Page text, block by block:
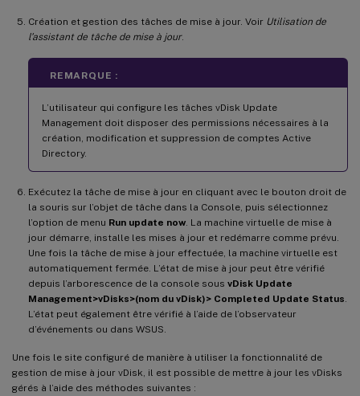
Création et gestion des tâches de mise à jour. Voir Utilisation de
l’assistant de tâche de mise à jour.
REMARQUE :
L’utilisateur qui configure les tâches vDisk Update
Management doit disposer des permissions nécessaires à la
création, modification et suppression de comptes Active
Directory.
Exécutez la tâche de mise à jour en cliquant avec le bouton droit de
la souris sur l’objet de tâche dans la Console, puis sélectionnez
l’option de menu Run update now . La machine virtuelle de mise à
jour démarre, installe les mises à jour et redémarre comme prévu.
Une fois la tâche de mise à jour effectuée, la machine virtuelle est
automatiquement fermée. L’état de mise à jour peut être vérifié
depuis l’arborescence de la console sous vDisk Update
Management>vDisks>(nom du vDisk)> Completed Update Status
L’état peut également être vérifié à l’aide de l’observateur
d’événements ou dans WSUS.
Une fois le site configuré de manière à utiliser la fonctionnalité de
gestion de mise à jour vDisk, il est possible de mettre à jour les vDisks
gérés à l’aide des méthodes suivantes :